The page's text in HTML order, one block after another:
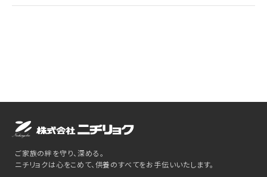
ご家族の絆を守り、深める。
ニチリョクは心をこめて、供養のすべてをお手伝いいたします。